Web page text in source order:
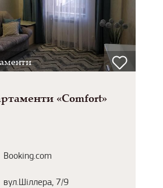
«Comfort»
Booking.com
вул.Шіллера, 7/9